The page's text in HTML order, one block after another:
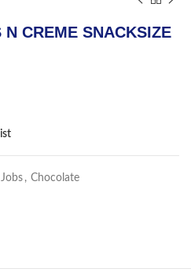
N CREME SNACKSIZE
, Chocolate